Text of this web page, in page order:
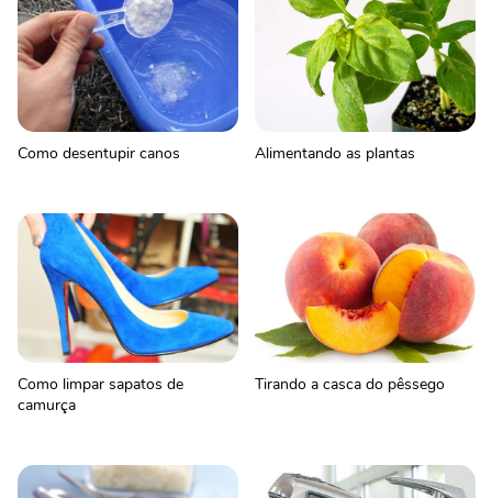
Como desentupir canos Alimentando as plantas
Como limpar sapatos de
camurça
Tirando a casca do pêssego